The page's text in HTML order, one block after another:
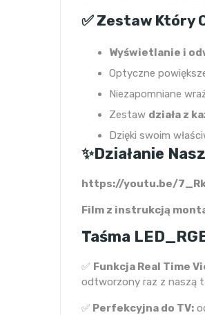
✅ Zestaw Który
Wyświetlanie i
Optyczne
Niezapomniane
Zestaw działa z
Dzięki swoim
✨Działanie
https://youtu.be/
Film z instrukcją
Taśma
✅ Funkcja Real Time
odtworzony raz z naszą
✅ Perfekcyjna do TV: